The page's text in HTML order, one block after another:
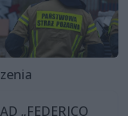
„FEDERICO